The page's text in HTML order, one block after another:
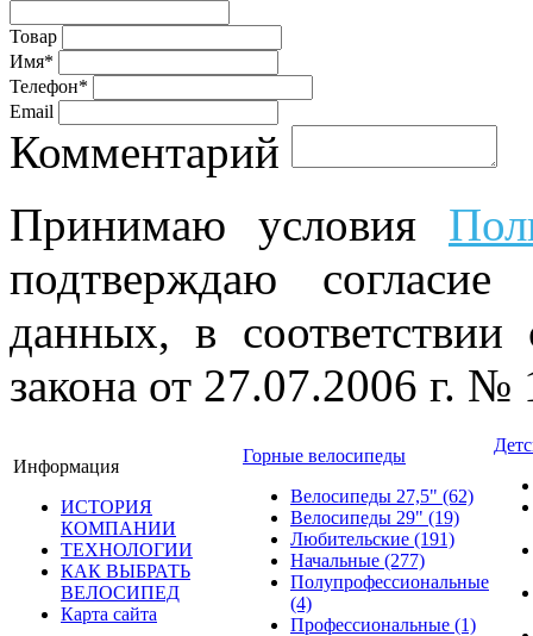
Товар
Имя*
Телефон*
Email
Комментарий
Принимаю условия
подтверждаю
данных, в
закона от 27.07.2006 г.
Информация
ИСТОРИЯ
КОМПАНИИ
ТЕХНОЛОГИИ
КАК ВЫБРАТЬ
ВЕЛОСИПЕД
Карта сайта
Горные велосипеды
Велосипеды 27,5" (62)
Велосипеды 29" (19)
Любительские (191)
Начальные (277)
Полупрофессиональные
(4)
Профессиональные (1)